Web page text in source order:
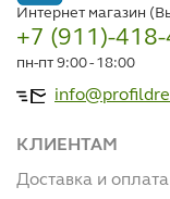
Интернет магазин
+7 (911)-
пн-пт 9:00 - 18:00
КЛИЕНТАМ
Доставка и оплата